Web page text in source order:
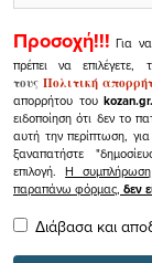
Προσοχή!!! Για
πρέπει να
τουςΠολιτική
απορρήτου τουkozan.gr.
ειδοποίηση ότι δεν το
αυτή την περίπτωση,
ξαναπατήστε
επιλογή.Η
παραπάνω φόρμας, δεν
Διάβασα και